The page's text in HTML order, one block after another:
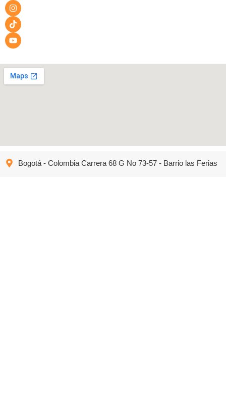
Bogotá - Colombia Carrera 68 G No 73-57 - Barrio las Ferias